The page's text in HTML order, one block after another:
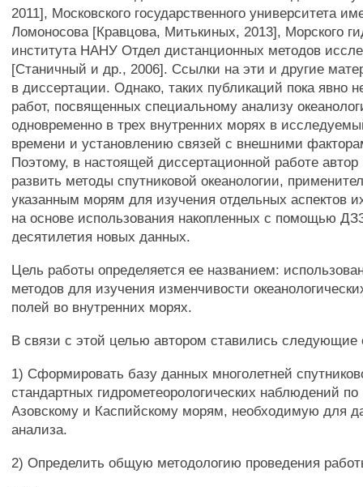
2011], Московского государственного университета
Ломоносова [Кравцова, Митькиных, 2013], Морского
института НАНУ Отдел дистанционных методов
[Станичный и др., 2006]. Ссылки на эти и другие
в диссертации. Однако, таких публикаций пока явно
работ, посвященных специальному анализу
одновременно в трех внутренних морях в
времени и установлению связей с внешними
Поэтому, в настоящей диссертационной работе автор
развить методы спутниковой океанологии,
указанным морям для изучения отдельных аспектов
на основе использования накопленных с помощью
десятилетия новых данных.
Цель работы определяется ее названием:
методов для изучения изменчивости
полей во внутренних морях.
В связи с этой целью автором ставились следующие
1) Сформировать базу данных многолетней
стандартных гидрометеорологических наблюдений
Азовскому и Каспийскому морям, необходимую для
анализа.
2) Определить общую методологию проведения